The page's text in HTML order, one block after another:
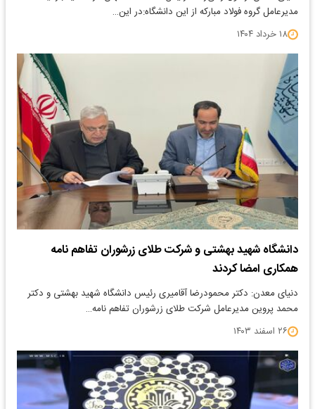
مدیرعامل گروه فولاد مبارکه از این دانشگاه:در این…
۱۸ خرداد ۱۴۰۴
دانشگاه شهید بهشتی و شرکت طلای زرشوران تفاهم نامه
همکاری امضا کردند
دنیای معدن: دکتر محمودرضا آقامیری رئیس دانشگاه شهید بهشتی و دکتر
محمد پروین مدیرعامل شرکت طلای زرشوران تفاهم نامه…
۲۶ اسفند ۱۴۰۳